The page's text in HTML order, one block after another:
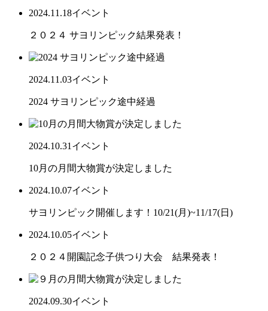
2024.11.18イベント
２０２４ サヨリンピック結果発表！
2024.11.03イベント
2024 サヨリンピック途中経過
2024.10.31 イベント
10月の月間大物賞が決定しました
2024.10.07イベント
サヨリンピック開催します！10/21(月)~11/17(日)
2024.10.05イベント
２０２４開園記念子供つり大会 結果発表！
2024.09.30イベント